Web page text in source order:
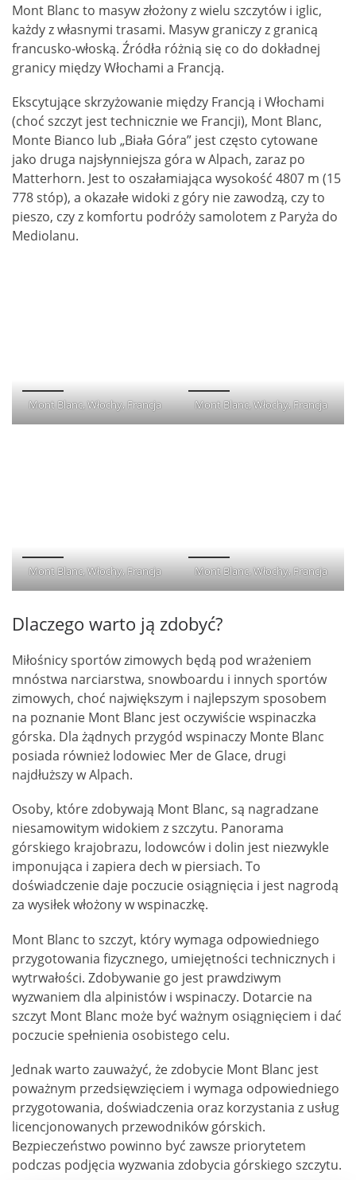
Mont Blanc to masyw złożony z wielu szczytów i iglic,
każdy z własnymi trasami. Masyw graniczy z granicą
francusko-włoską. Źródła różnią się co do dokładnej
granicy między Włochami a Francją.
Ekscytujące skrzyżowanie między Francją i Włochami
(choć szczyt jest technicznie we Francji), Mont Blanc,
Monte Bianco lub „Biała Góra” jest często cytowane
jako druga najsłynniejsza góra w Alpach, zaraz po
Matterhorn. Jest to oszałamiająca wysokość 4807 m (15
778 stóp), a okazałe widoki z góry nie zawodzą, czy to
pieszo, czy z komfortu podróży samolotem z Paryża do
Mediolanu.
Mont Blanc, Włochy, Francja Mont Blanc, Włochy, Francja
Mont Blanc, Włochy, Francja Mont Blanc, Włochy, Francja
Dlaczego warto ją zdobyć?
Miłośnicy sportów zimowych będą pod wrażeniem
mnóstwa narciarstwa, snowboardu i innych sportów
zimowych, choć największym i najlepszym sposobem
na poznanie Mont Blanc jest oczywiście wspinaczka
górska. Dla żądnych przygód wspinaczy Monte Blanc
posiada również lodowiec Mer de Glace, drugi
najdłuższy w Alpach.
Osoby, które zdobywają Mont Blanc, są nagradzane
niesamowitym widokiem z szczytu. Panorama
górskiego krajobrazu, lodowców i dolin jest niezwykle
imponująca i zapiera dech w piersiach. To
doświadczenie daje poczucie osiągnięcia i jest nagrodą
za wysiłek włożony w wspinaczkę.
Mont Blanc to szczyt, który wymaga odpowiedniego
przygotowania fizycznego, umiejętności technicznych i
wytrwałości. Zdobywanie go jest prawdziwym
wyzwaniem dla alpinistów i wspinaczy. Dotarcie na
szczyt Mont Blanc może być ważnym osiągnięciem i dać
poczucie spełnienia osobistego celu.
Jednak warto zauważyć, że zdobycie Mont Blanc jest
poważnym przedsięwzięciem i wymaga odpowiedniego
przygotowania, doświadczenia oraz korzystania z usług
licencjonowanych przewodników górskich.
Bezpieczeństwo powinno być zawsze priorytetem
podczas podjęcia wyzwania zdobycia górskiego szczytu.